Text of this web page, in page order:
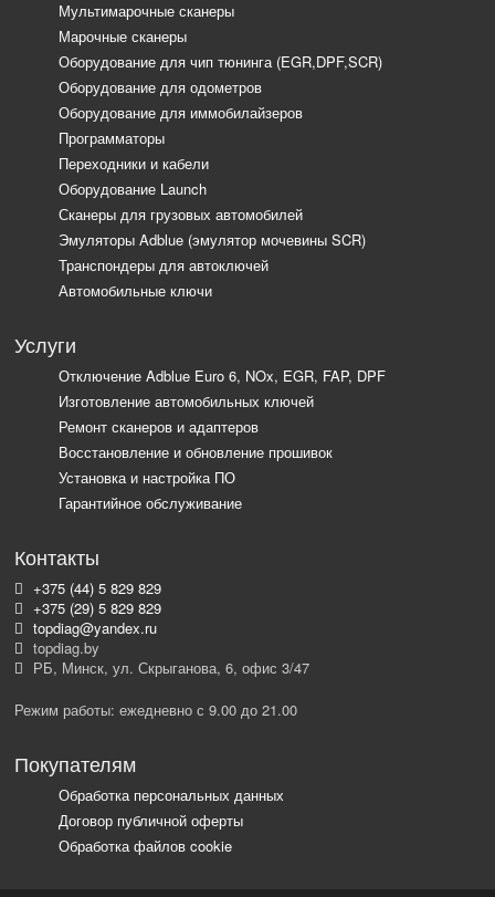
Мультимарочные сканеры
Марочные сканеры
Оборудование для чип тюнинга (EGR,DPF,SCR)
Оборудование для одометров
Оборудование для иммобилайзеров
Программаторы
Переходники и кабели
Оборудование Launch
Сканеры для грузовых автомобилей
Эмуляторы Adblue (эмулятор мочевины SCR)
Транспондеры для автоключей
Автомобильные ключи
Услуги
Отключение Adblue Euro 6, NOx, EGR, FAP, DPF
Изготовление автомобильных ключей
Ремонт сканеров и адаптеров
Восстановление и обновление прошивок
Установка и настройка ПО
Гарантийное обслуживание
Контакты
+375 (44) 5 829 829
+375 (29) 5 829 829
topdiag@yandex.ru
topdiag.by
РБ, Минск, ул. Скрыганова, 6, офис 3/47
Режим работы: ежедневно с 9.00 до 21.00
Покупателям
Обработка персональных данных
Договор публичной оферты
Обработка файлов cookie